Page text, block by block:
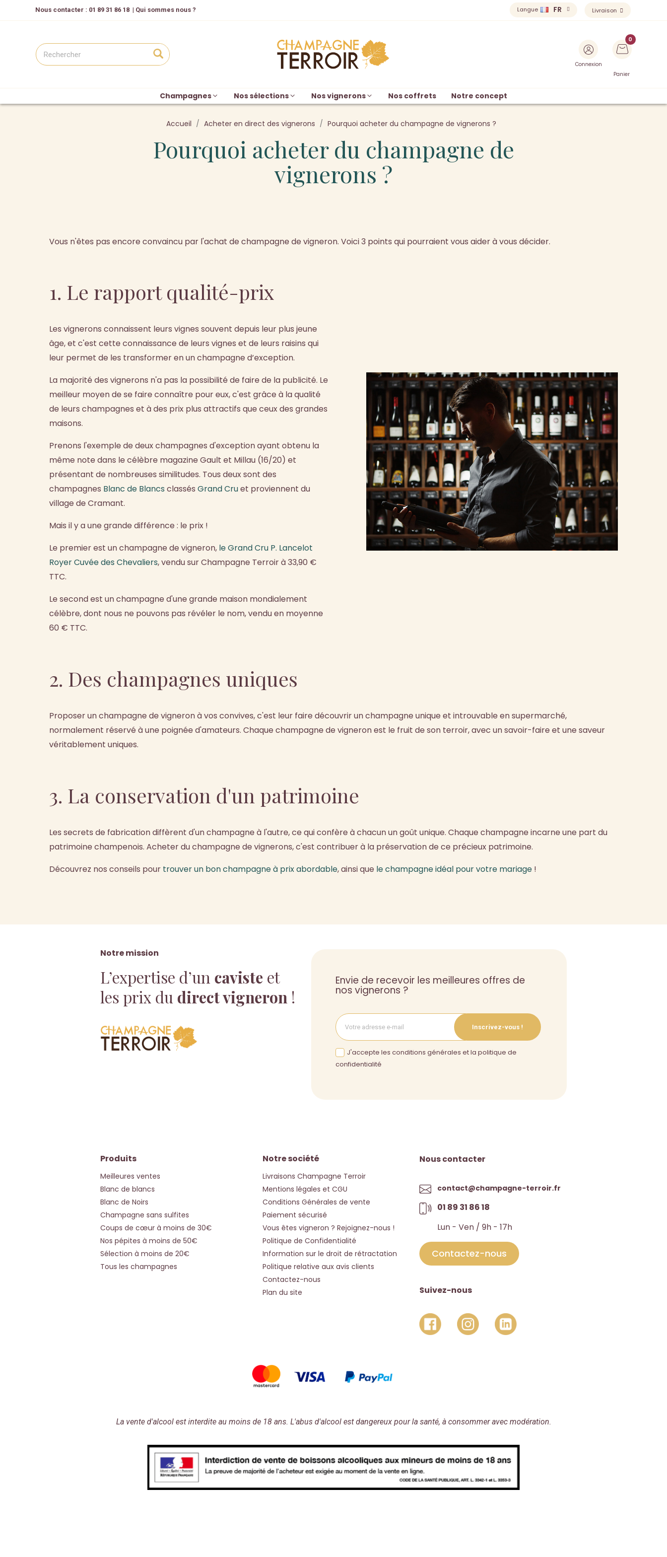
Nous contacter : 01 89 31 86 18 | Qui sommes nous ? Langue FR Livraison
Connexion
Panier
Champagnes Nos sélections Nos vignerons Nos coffrets Notre concept
Accueil Acheter en direct des vignerons Pourquoi acheter du champagne de vignerons ?
Pourquoi acheter du champagne de
vignerons ?
Vous n'êtes pas encore convaincu par l'achat de champagne de vigneron. Voici 3 points qui pourraient vous aider à vous décider.
1. Le rapport qualité-prix
Les vignerons connaissent leurs vignes souvent depuis leur plus jeune
âge, et c'est cette connaissance de leurs vignes et de leurs raisins qui
leur permet de les transformer en un champagne d’exception.
La majorité des vignerons n'a pas la possibilité de faire de la publicité. Le
meilleur moyen de se faire connaître pour eux, c'est grâce à la qualité
de leurs champagnes et à des prix plus attractifs que ceux des grandes
maisons.
Prenons l'exemple de deux champagnes d'exception ayant obtenu la
même note dans le célèbre magazine Gault et Millau (16/20) et
présentant de nombreuses similitudes. Tous deux sont des
champagnes Blanc de Blancs classés Grand Cruet proviennent du
village de Cramant.
Mais il y a une grande différence : le prix !
Le premier est un champagne de vigneron, le Grand Cru P. Lancelot
Royer Cuvée des Chevaliers, vendu sur Champagne Terroir à 33,90 €
TTC.
Le second est un champagne d'une grande maison mondialement
célèbre, dont nous ne pouvons pas révéler le nom, vendu en moyenne
60 € TTC.
2. Des champagnes uniques
Proposer un champagne de vigneron à vos convives, c'est leur faire découvrir un champagne unique et introuvable en supermarché,
normalement réservé à une poignée d'amateurs. Chaque champagne de vigneron est le fruit de son terroir, avec un savoir-faire et une saveur
véritablement uniques.
3. La conservation d'un patrimoine
Les secrets de fabrication diffèrent d'un champagne à l'autre, ce qui confère à chacun un goût unique. Chaque champagne incarne une part du
patrimoine champenois. Acheter du champagne de vignerons, c'est contribuer à la préservation de ce précieux patrimoine.
Découvrez nos conseils pour trouver un bon champagne à prix abordable, ainsi que le champagne idéal pour votre mariage !
Notre mission
L’expertise d’un caviste et
les prix du direct vigneron !
Envie de recevoir les meilleures offres de
nos vignerons ?
Inscrivez-vous !
J'accepte les conditions générales et la politique de
confidentialité
Produits
Meilleures ventes
Blanc de blancs
Blanc de Noirs
Champagne sans sulfites
Coups de cœur à moins de 30€
Nos pépites à moins de 50€
Sélection à moins de 20€
Tous les champagnes
Notre société
Livraisons Champagne Terroir
Mentions légales et CGU
Conditions Générales de vente
Paiement sécurisé
Vous êtes vigneron ? Rejoignez-nous !
Politique de Confidentialité
Information sur le droit de rétractation
Politique relative aux avis clients
Contactez-nous
Plan du site
Nous contacter
contact@champagne-terroir.fr
01 89 31 86 18
Lun - Ven / 9h - 17h
Contactez-nous
Suivez-nous
La vente d'alcool est interdite au moins de 18 ans. L'abus d'alcool est dangereux pour la santé, à consommer avec modération.